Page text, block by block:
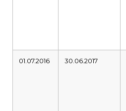
01.07.2016 30.06.2017